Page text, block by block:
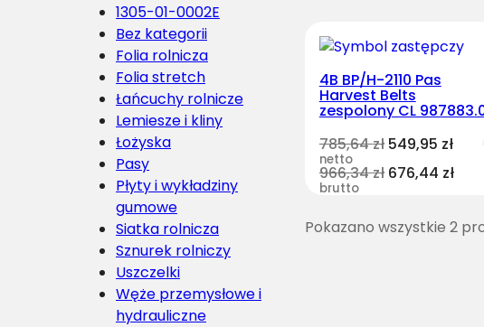
1305-01-0002E
Bez kategorii
Folia rolnicza
Folia stretch
Łańcuchy rolnicze
Lemiesze i kliny
Łożyska
Pasy
Płyty i wykładziny
gumowe
Siatka rolnicza
Sznurek rolniczy
Uszczelki
Węże przemysłowe i
hydrauliczne
4B BP/H-2110 Pas
Harvest Belts
zespolony CL
785,64zł 549,95 zł
netto
966,34zł 676,44 zł
brutto
Pokazano wszystkie 2